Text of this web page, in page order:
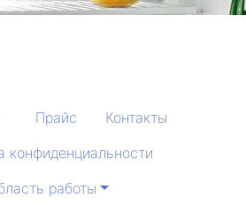
Прайс
Контакты
конфиденциальности
работы